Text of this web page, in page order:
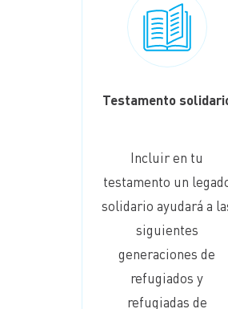
Testamento
Incluir en tu
testamento un
solidario ayudará a
siguientes
generaciones de
refugiados y
refugiadas de